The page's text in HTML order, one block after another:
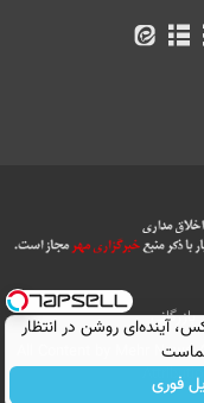
بازرگانی
All Content by Mehr
آینده‌ای روشن در انتظار
فوری